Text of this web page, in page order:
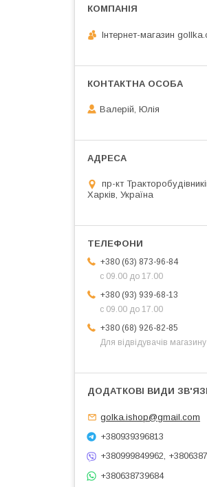
Інтернет-магазин
Валерій, Юлія
пр-кт
Харків, Україна
+380 (63) 873-96-84
с 09.00 до 17.00
+380 (93) 939-68-13
с 09.00 до 17.00
+380 (68) 926-82-85
Для відвідувачів
golka.ishop@gmail.com
+380939396813
+380999849962,
+380638739684